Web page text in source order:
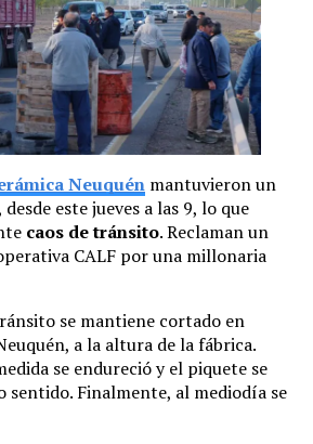
Neuquén mantuvieron un
este jueves a las 9, lo que
caos de tránsito. Reclaman un
CALF por una millonaria
se mantiene cortado en
a la altura de la fábrica.
se endureció y el piquete se
sentido. Finalmente, al mediodía se